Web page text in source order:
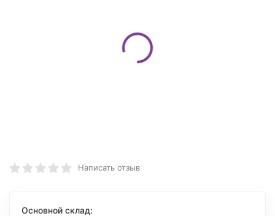
Написать отзыв
Основной склад: